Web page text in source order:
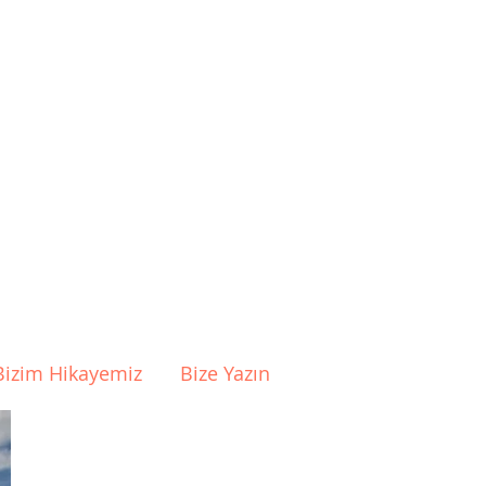
Hikayemiz Bize Yazın